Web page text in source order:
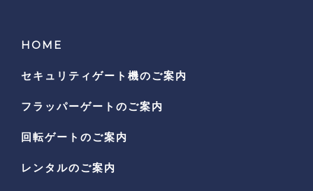
HOME
セキュリティゲート機のご案内
フラッパーゲートのご案内
回転ゲートのご案内
レンタルのご案内